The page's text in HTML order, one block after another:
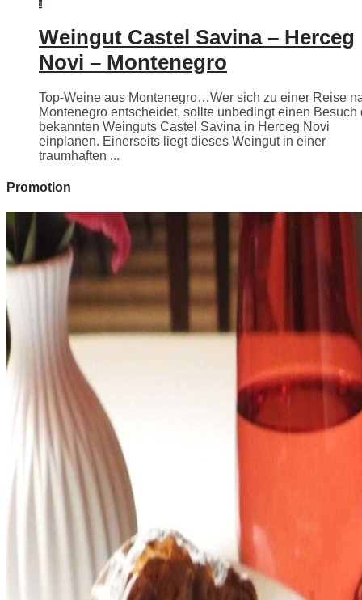
Weingut Castel Savina – Herceg
Novi – Montenegro
Top-Weine aus Montenegro…Wer sich zu einer Reise
Montenegro entscheidet, sollte unbedingt einen Besuch
bekannten Weinguts Castel Savina in Herceg Novi
einplanen. Einerseits liegt dieses Weingut in einer
traumhaften ...
Promotion